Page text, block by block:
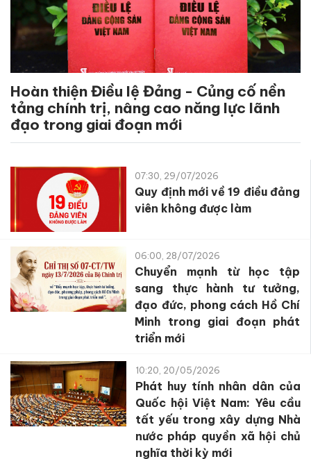
Hoàn thiện Điều lệ Đảng - Củng cố nền
tảng chính trị, nâng cao năng lực lãnh
đạo trong giai đoạn mới
07:30, 29/07/2026
Quy định mới về 19 điều đảng
viên không được làm
06:00, 28/07/2026
Chuyển mạnh từ học tập
sang thực hành tư tưởng,
đạo đức, phong cách Hồ Chí
Minh trong giai đoạn phát
triển mới
10:20, 20/05/2026
Phát huy tính nhân dân của
Quốc hội Việt Nam: Yêu cầu
tất yếu trong xây dựng Nhà
nước pháp quyền xã hội chủ
nghĩa thời kỳ mới